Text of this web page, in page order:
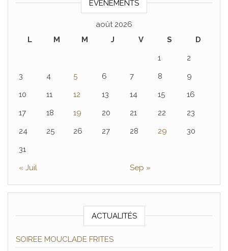
EVÈNEMENTS
août 2026
L
M M J V S
D
1
2
3
4 5 6 7 8
9
10
11 12 13 14 15
16
17
18 19 20 21 22
23
24
25 26 27 28 29
30
31
« Juil
Sep »
ACTUALITÉS
SOIREE MOUCLADE FRITES